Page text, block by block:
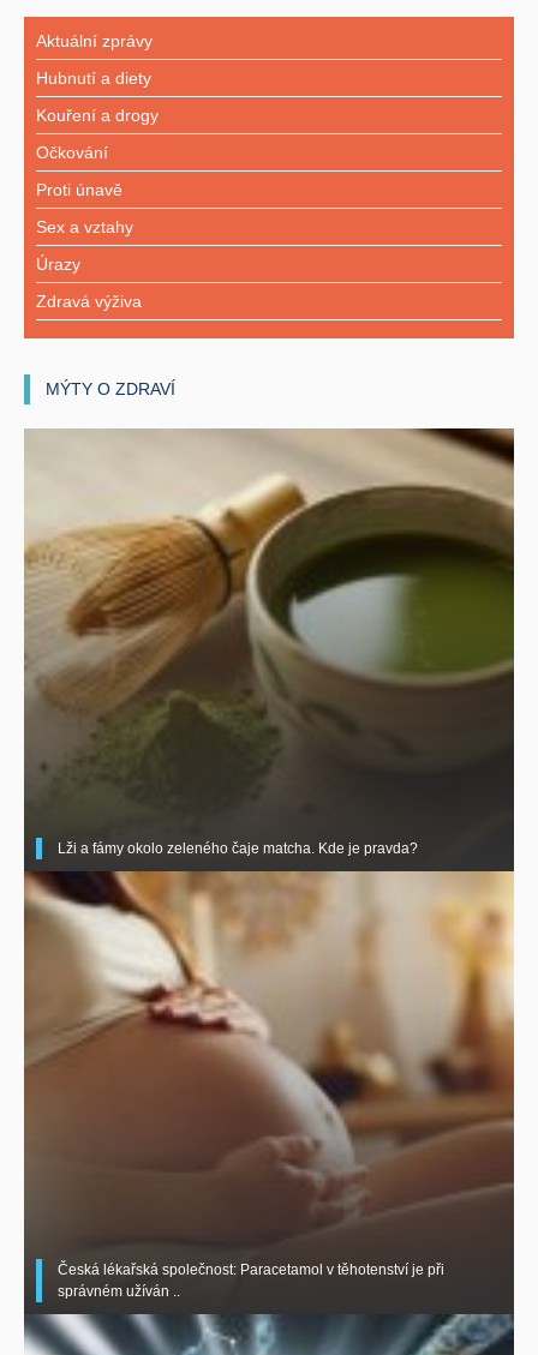
Aktuální zprávy
Hubnutí a diety
Kouření a drogy
Očkování
Proti únavě
Sex a vztahy
Úrazy
Zdravá výživa
MÝTY O ZDRAVÍ
Lži a fámy okolo zeleného čaje matcha. Kde je pravda?
Česká lékařská společnost: Paracetamol v těhotenství je při
správném užíván ..